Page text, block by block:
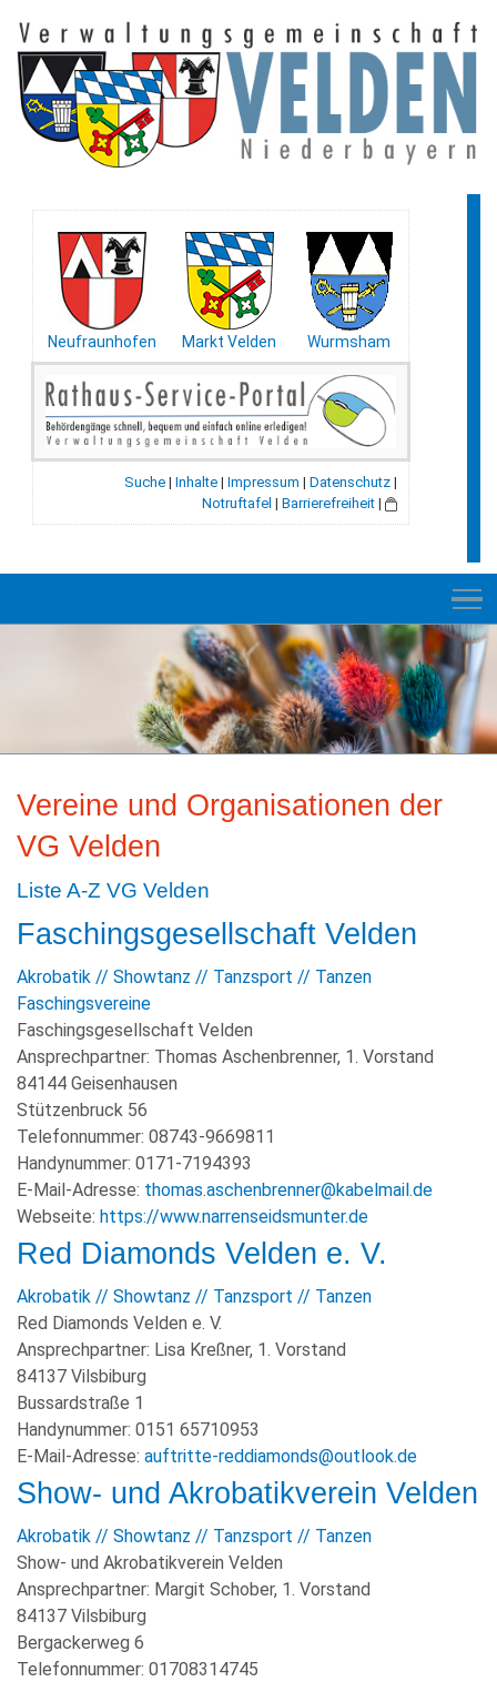
Neufraunhofen Markt Velden Wurmsham
Suche | Inhalte | Impressum | Datenschutz |
Notruftafel | Barrierefreiheit |
RATHAUS
E-VERWALTUNG
INFORMATION
BILDUNG + SOZIALES
KULTUR + FREIZEIT
WIRTSCHAFT
Vereine und Organisationen der
VG Velden
Liste A-Z VG Velden
Faschingsgesellschaft Velden
Akrobatik // Showtanz // Tanzsport // Tanzen
Faschingsvereine
Faschingsgesellschaft Velden
Ansprechpartner: Thomas Aschenbrenner, 1. Vorstand
84144 Geisenhausen
Stützenbruck 56
Telefonnummer: 08743-9669811
Handynummer: 0171-7194393
E-Mail-Adresse: thomas.aschenbrenner@kabelmail.de
Webseite: https://www.narrenseidsmunter.de
Red Diamonds Velden e. V.
Akrobatik // Showtanz // Tanzsport // Tanzen
Red Diamonds Velden e. V.
Ansprechpartner: Lisa Kreßner, 1. Vorstand
84137 Vilsbiburg
Bussardstraße 1
Handynummer: 0151 65710953
E-Mail-Adresse: auftritte-reddiamonds@outlook.de
Show- und Akrobatikverein Velden
Akrobatik // Showtanz // Tanzsport // Tanzen
Show- und Akrobatikverein Velden
Ansprechpartner: Margit Schober, 1. Vorstand
84137 Vilsbiburg
Bergackerweg 6
Telefonnummer: 01708314745